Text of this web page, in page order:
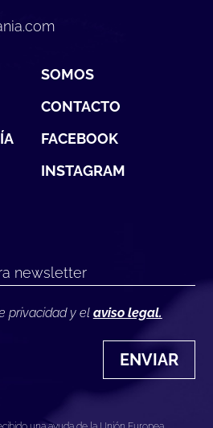
SOMOS
CONTACTO
FACEBOOK
INSTAGRAM
privacidad y el aviso legal.
ENVIAR